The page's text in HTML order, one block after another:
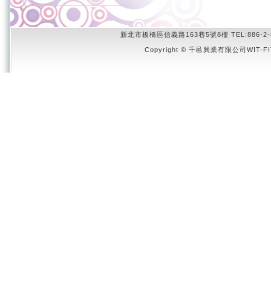
NYLON
SUPPLEX
SUPPLEX
NYLON
POLYESTER
COTTON
MERYL
COOLDRY
COOLMAX
新北市板橋區信義路163巷5號8樓
Copyright © 千邑興業有限公司WIT-